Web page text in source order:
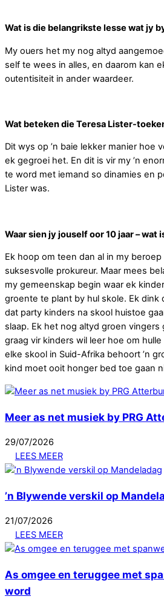
Wat is die belangrikste lesse wat jy
My ouers het my nog altyd
self te wees in alles, en daarom kan
outentisiteit in ander waardeer.
Wat beteken die Teresa Lister-
Dit wys op ’n baie lekker manier hoe
ek gegroei het. En dit is vir my ’n
te word met iemand so dinamies en
Lister was.
Waar sien jy jouself oor 10 jaar – wat
Ek hoop om teen dan al in my
suksesvolle prokureur. Maar mees
my gemeenskap begin waar ek
groente te plant by hul skole. Ek dink
dat party kinders na skool huistoe
slaap. Ek het nog altyd groen
graag vir kinders wil leer hoe om
elke skool in Suid-Afrika behoort ’n
kind moet ooit honger bed toe gaan
Meer as net musiek by PRG
29/07/2026
LEES MEER
’n Blywende verskil op
21/07/2026
LEES MEER
As omgee en teruggee met
word